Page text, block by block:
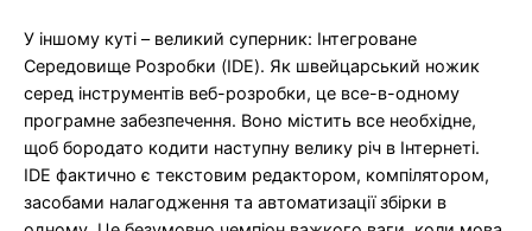
У іншому куті – великий суперник: Інтегроване
Середовище Розробки (IDE). Як швейцарський ножик
серед інструментів веб-розробки, це все-в-одному
програмне забезпечення. Воно містить все необхідне,
щоб бородато кодити наступну велику річ в Інтернеті.
IDE фактично є текстовим редактором, компілятором,
засобами налагодження та автоматизації збірки в